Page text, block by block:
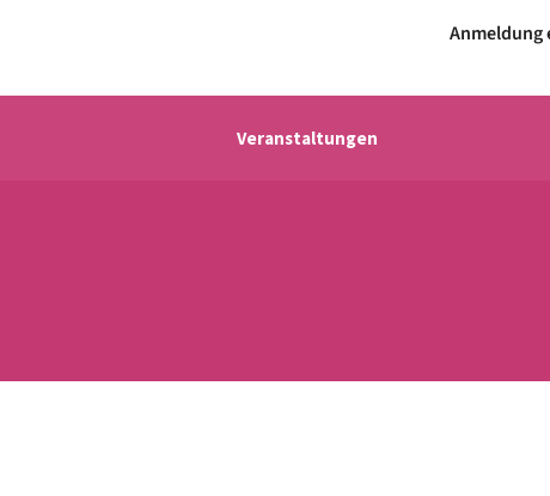
Anmeldung
Veranstaltungen